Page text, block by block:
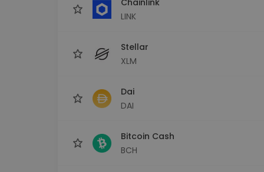
LINK
Stellar
XLM
Dai
DAI
Bitcoin Cash
BCH